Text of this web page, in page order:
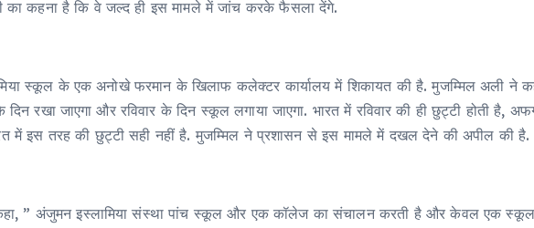
का कहना है कि वे जल्द ही इस मामले में जांच करके फैसला देंगे.
स्कूल के एक अनोखे फरमान के खिलाफ कलेक्टर कार्यालय में शिकायत की है. मुजम्मिल अली ने
रखा जाएगा और रविवार के दिन स्कूल लगाया जाएगा. भारत में रविवार की ही छुट्टी होती है,
में इस तरह की छुट्टी सही नहीं है. मुजम्मिल ने प्रशासन से इस मामले में दखल देने की अपील की है.
” अंजुमन इस्लामिया संस्था पांच स्कूल और एक कॉलेज का संचालन करती है और केवल एक स्कूल